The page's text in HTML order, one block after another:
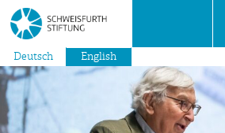
Deutsch English